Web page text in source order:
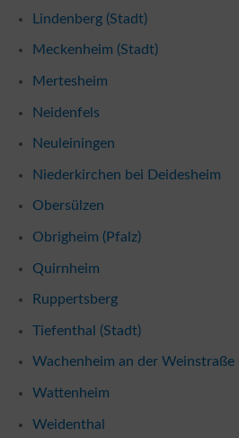
Lindenberg (Stadt)
Meckenheim (Stadt)
Mertesheim
Neidenfels
Neuleiningen
Niederkirchen bei Deidesheim
Obersülzen
Obrigheim (Pfalz)
Quirnheim
Ruppertsberg
Tiefenthal (Stadt)
Wachenheim an der Weinstraße
Wattenheim
Weidenthal